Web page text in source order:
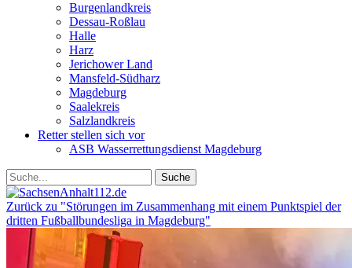
Burgenlandkreis
Dessau-Roßlau
Halle
Harz
Jerichower Land
Mansfeld-Südharz
Magdeburg
Saalekreis
Salzlandkreis
Retter stellen sich vor
ASB Wasserrettungsdienst Magdeburg
Zurück zu "Störungen im Zusammenhang mit einem Punktspiel der
dritten Fußballbundesliga in Magdeburg"